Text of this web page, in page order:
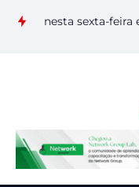
nesta sexta-feira